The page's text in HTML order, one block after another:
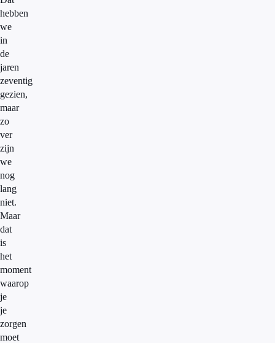
hebben
we
in
de
jaren
zeventig
gezien,
maar
zo
ver
zijn
we
nog
lang
niet.
Maar
dat
is
het
moment
waarop
je
je
zorgen
moet